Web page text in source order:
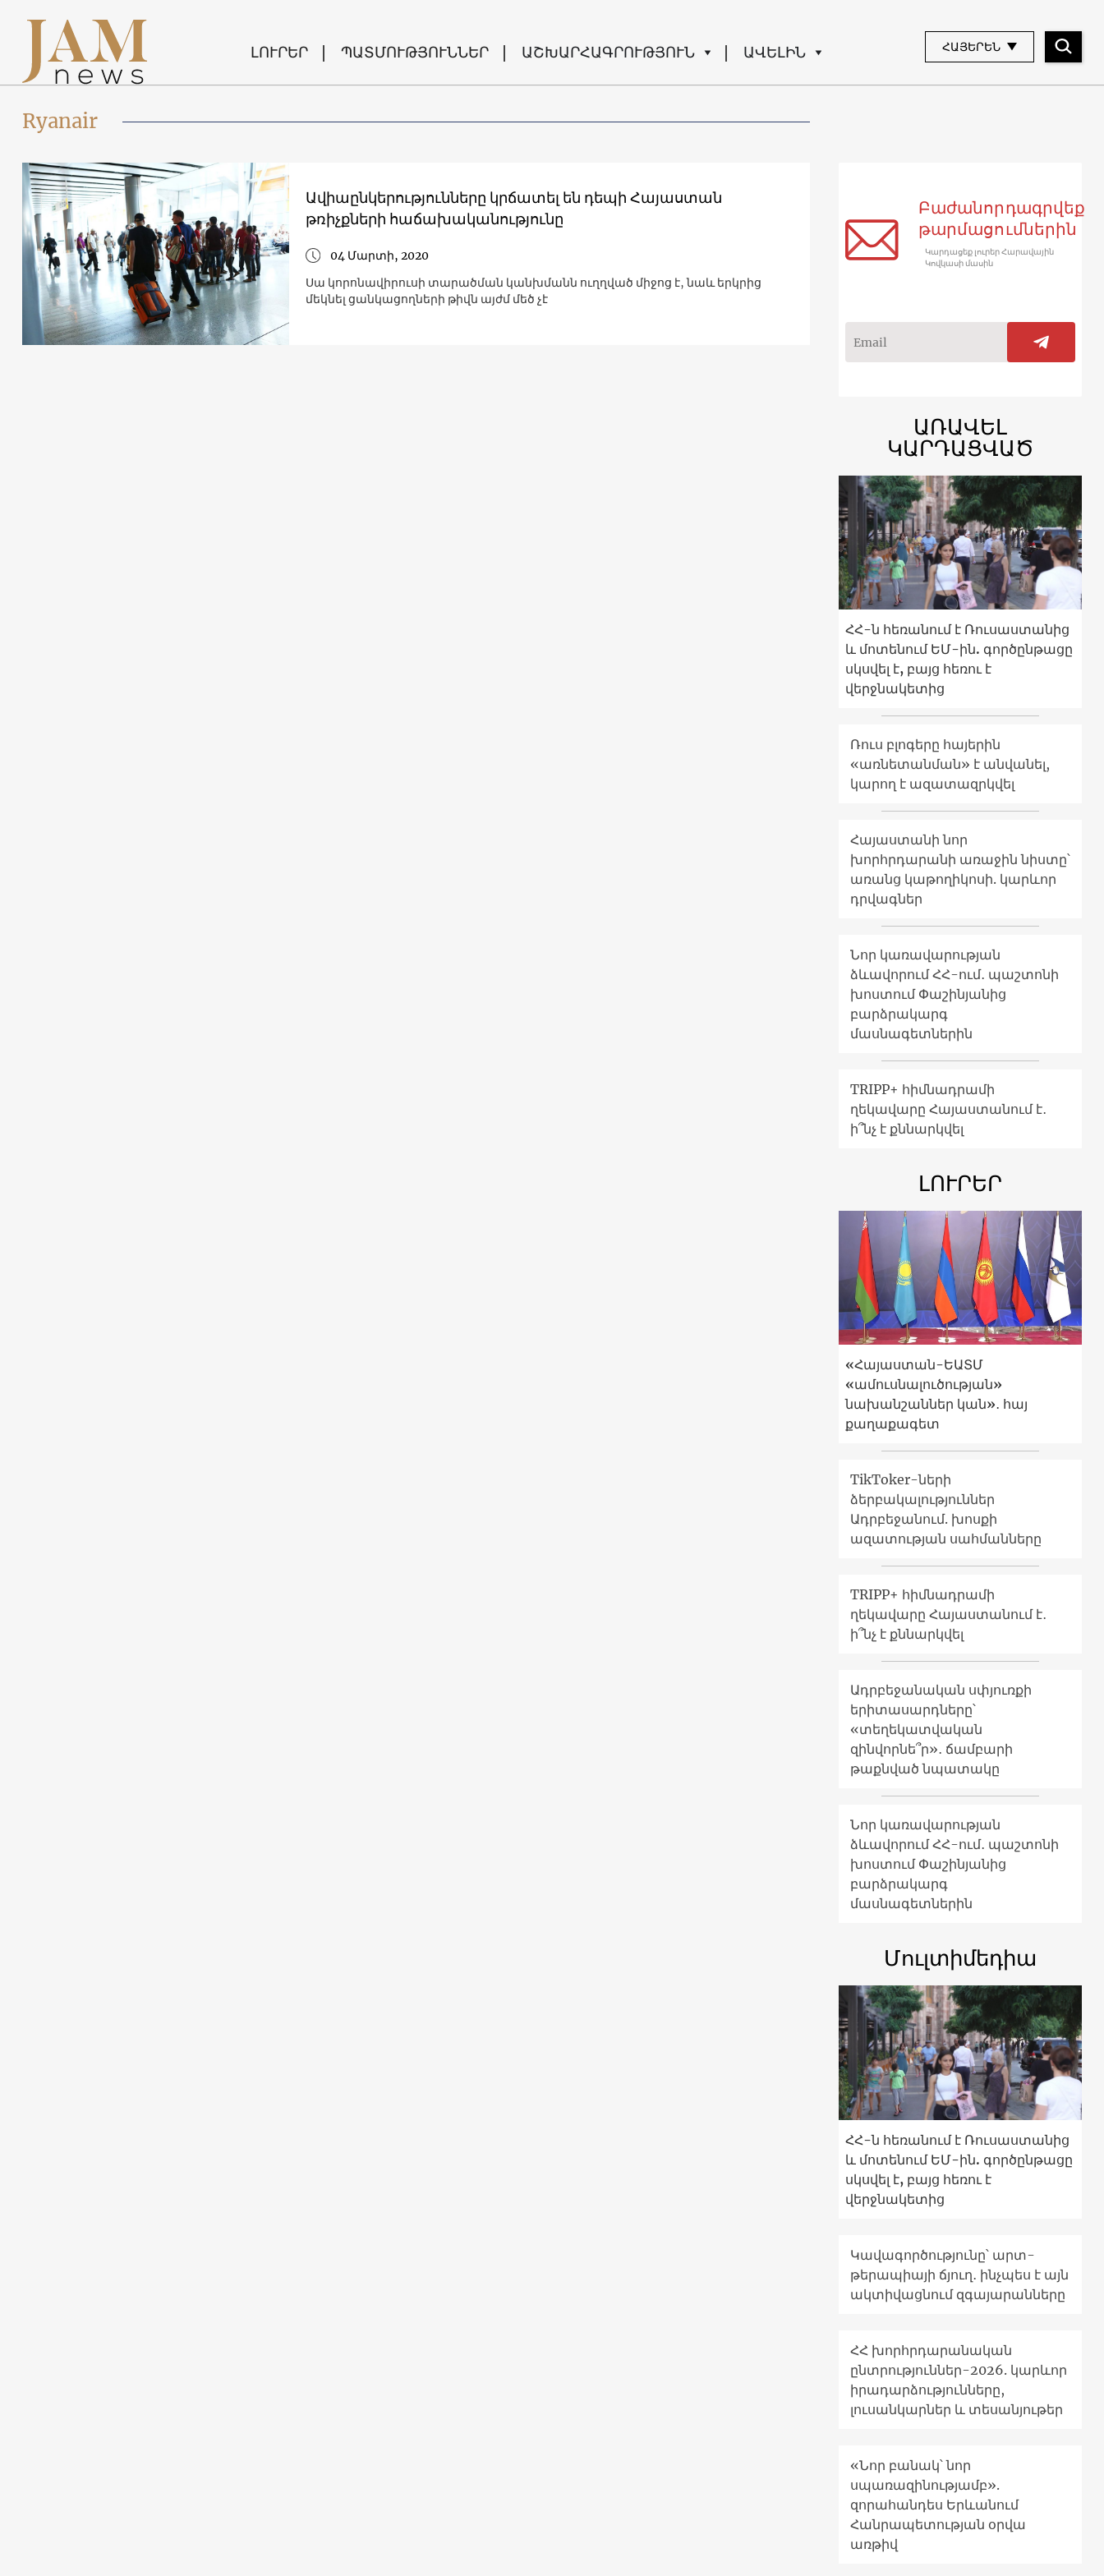
ԼՈՒՐԵՐ ՊԱՏՄՈՒԹՅՈՒՆՆԵՐ ԱՇԽԱՐՀԱԳՐՈՒԹՅՈՒՆ ԱՎԵԼԻՆ ՀԱՅԵՐԵՆ
Ryanair
Ավիաընկերությունները կրճատել են դեպի Հայաստան
թռիչքների հաճախականությունը
04 Մարտի, 2020
Սա կորոնավիրուսի տարածման կանխմանն ուղղված միջոց է, նաև երկրից
մեկնել ցանկացողների թիվն այժմ մեծ չէ
Բաժանորդագրվեք
թարմացումներին
Կարդացեք լուրեր Հարավային
Կովկասի մասին
ԱՌԱՎԵԼ
ԿԱՐԴԱՑՎԱԾ
ՀՀ-ն հեռանում է Ռուսաստանից
և մոտենում ԵՄ-ին. գործընթացը
սկսվել է, բայց հեռու է
վերջնակետից
Ռուս բլոգերը հայերին
«առնետանման» է անվանել,
կարող է ազատազրկվել
Հայաստանի նոր
խորհրդարանի առաջին նիստը՝
առանց կաթողիկոսի. կարևոր
դրվագներ
Նոր կառավարության
ձևավորում ՀՀ-ում․ պաշտոնի
խոստում Փաշինյանից
բարձրակարգ
մասնագետներին
TRIPP+ հիմնադրամի
ղեկավարը Հայաստանում է․
ի՞նչ է քննարկվել
ԼՈՒՐԵՐ
«Հայաստան-ԵԱՏՄ
«ամուսնալուծության»
նախանշաններ կան»․ հայ
քաղաքագետ
TikToker-ների
ձերբակալություններ
Ադրբեջանում. խոսքի
ազատության սահմանները
TRIPP+ հիմնադրամի
ղեկավարը Հայաստանում է․
ի՞նչ է քննարկվել
Ադրբեջանական սփյուռքի
երիտասարդները՝
«տեղեկատվական
զինվորնե՞ր»․ ճամբարի
թաքնված նպատակը
Նոր կառավարության
ձևավորում ՀՀ-ում․ պաշտոնի
խոստում Փաշինյանից
բարձրակարգ
մասնագետներին
Մուլտիմեդիա
ՀՀ-ն հեռանում է Ռուսաստանից
և մոտենում ԵՄ-ին. գործընթացը
սկսվել է, բայց հեռու է
վերջնակետից
Կավագործությունը՝ արտ-
թերապիայի ճյուղ․ ինչպես է այն
ակտիվացնում զգայարանները
ՀՀ խորհրդարանական
ընտրություններ-2026. կարևոր
իրադարձությունները,
լուսանկարներ և տեսանյութեր
«Նոր բանակ՝ նոր
սպառազինությամբ».
զորահանդես Երևանում
Հանրապետության օրվա
առթիվ